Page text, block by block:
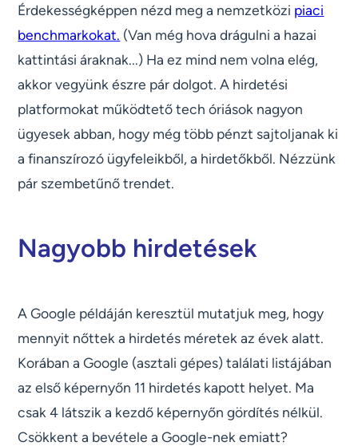
Érdekességképpen nézd meg a nemzetközi piaci
benchmarkokat. (Van még hova drágulni a hazai
kattintási áraknak...) Ha ez mind nem volna elég,
akkor vegyünk észre pár dolgot. A hirdetési
platformokat működtető tech óriások nagyon
ügyesek abban, hogy még több pénzt sajtoljanak ki
a finanszírozó ügyfeleikből, a hirdetőkből. Nézzünk
pár szembetűnő trendet.
Nagyobb hirdetések
A Google példáján keresztül mutatjuk meg, hogy
mennyit nőttek a hirdetés méretek az évek alatt.
Korában a Google (asztali gépes) találati listájában
az első képernyőn 11 hirdetés kapott helyet. Ma
csak 4 látszik a kezdő képernyőn gördítés nélkül.
Csökkent a bevétele a Google-nek emiatt?